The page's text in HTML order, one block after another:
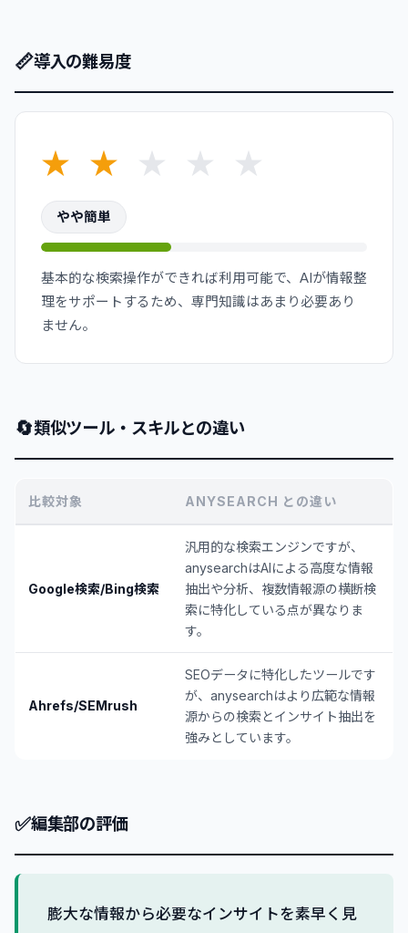
📏導入の難易度
★ ★ ★ ★ ★
やや簡単
基本的な検索操作ができれば利用可能で、AIが情報整
理をサポートするため、専門知識はあまり必要あり
ません。
🔄類似ツール・スキルとの違い
比較対象 ANYSEARCH との違い
Google検索/Bing検索
汎用的な検索エンジンですが、
anysearchはAIによる高度な情報
抽出や分析、複数情報源の横断検
索に特化している点が異なりま
す。
Ahrefs/SEMrush
SEOデータに特化したツールです
が、anysearchはより広範な情報
源からの検索とインサイト抽出を
強みとしています。
✅編集部の評価
膨大な情報から必要なインサイトを素早く見